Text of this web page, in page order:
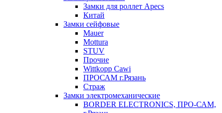
Замки для роллет Apecs
Китай
Замки сейфовые
Mauer
Mottura
STUV
Прочие
Wittkopp Cawi
ПРОСАМ г.Рязань
Страж
Замки электромеханические
BORDER ELECTRONICS, ПРО-САМ,